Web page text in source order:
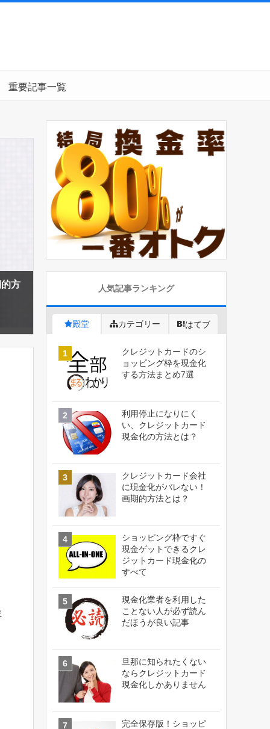
重要記事一覧
方 人気記事ランキング
殿堂 カテゴリー はてブ
クレジットカードのシ
ョッピング枠を現金化
する方法まとめ7選
利用停止になりにく
い、クレジットカード
現金化の方法とは？
クレジットカード会社
に現金化がバレない！
画期的方法とは？
ショッピング枠ですぐ
現金ゲットできるクレ
ジットカード現金化の
すべて
現金化業者を利用した
ことない人が必ず読ん
だほうが良い記事
旦那に知られたくない
ならクレジットカード
現金化しかありません
完全保存版！ショッピ